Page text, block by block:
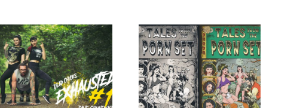
Entstehung
unseres 1.
Comic Motives